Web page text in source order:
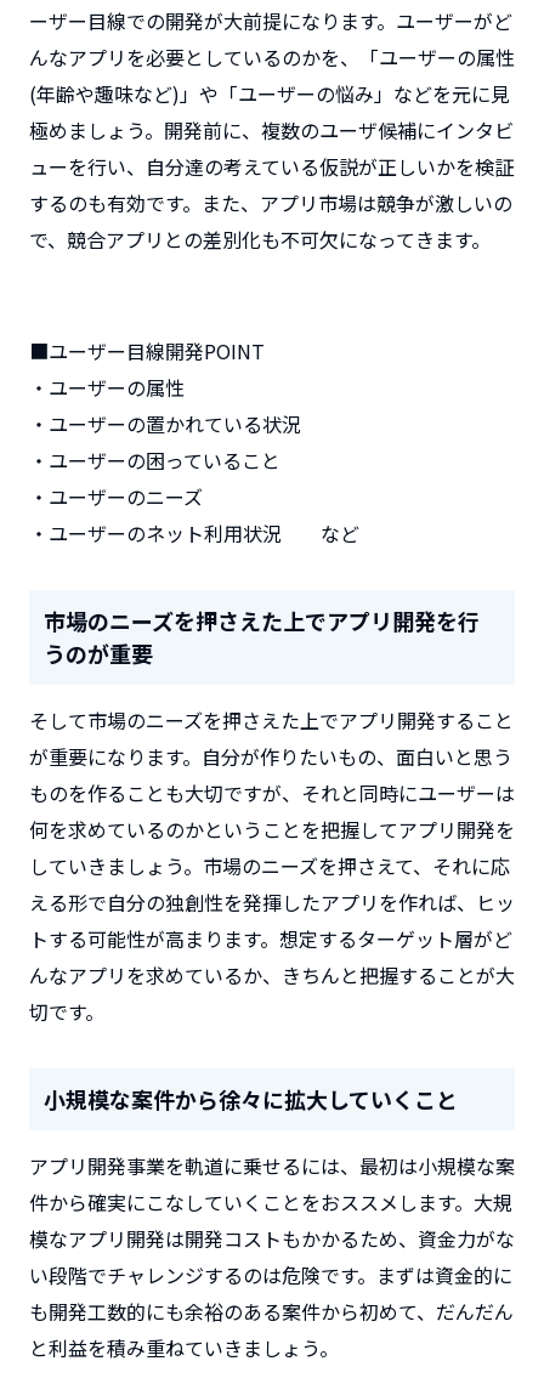
ーザー目線での開発が大前提になります。ユーザーがど
んなアプリを必要としているのかを、「ユーザーの属性
(年齢や趣味など)」や「ユーザーの悩み」などを元に見
極めましょう。開発前に、複数のユーザ候補にインタビ
ューを行い、自分達の考えている仮説が正しいかを検証
するのも有効です。また、アプリ市場は競争が激しいの
で、競合アプリとの差別化も不可欠になってきます。
■ユーザー目線開発POINT
・ユーザーの属性
・ユーザーの置かれている状況
・ユーザーの困っていること
・ユーザーのニーズ
・ユーザーのネット利用状況 など
市場のニーズを押さえた上でアプリ開発を行
うのが重要
そして市場のニーズを押さえた上でアプリ開発すること
が重要になります。自分が作りたいもの、面白いと思う
ものを作ることも大切ですが、それと同時にユーザーは
何を求めているのかということを把握してアプリ開発を
していきましょう。市場のニーズを押さえて、それに応
える形で自分の独創性を発揮したアプリを作れば、ヒッ
トする可能性が高まります。想定するターゲット層がど
んなアプリを求めているか、きちんと把握することが大
切です。
小規模な案件から徐々に拡大していくこと
アプリ開発事業を軌道に乗せるには、最初は小規模な案
件から確実にこなしていくことをおススメします。大規
模なアプリ開発は開発コストもかかるため、資金力がな
い段階でチャレンジするのは危険です。まずは資金的に
も開発工数的にも余裕のある案件から初めて、だんだん
と利益を積み重ねていきましょう。